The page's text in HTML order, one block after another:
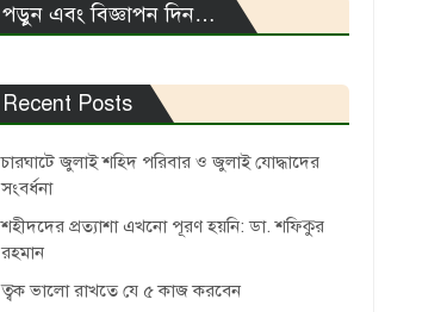
পড়ুন এবং বিজ্ঞাপন দিন…
Recent Posts
চারঘাটে জুলাই শহিদ পরিবার ও জুলাই যোদ্ধাদের
সংবর্ধনা
শহীদদের প্রত্যাশা এখনো পূরণ হয়নি: ডা. শফিকুর
রহমান
ত্বক ভালো রাখতে যে ৫ কাজ করবেন